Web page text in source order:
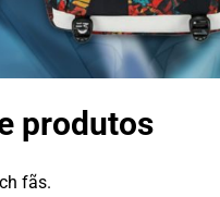
produtos
fãs.